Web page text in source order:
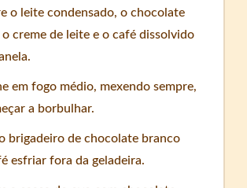
o leite condensado, o chocolate
creme de leite e o café dissolvido
em fogo médio, mexendo sempre,
a borbulhar.
brigadeiro de chocolate branco
esfriar fora da geladeira.